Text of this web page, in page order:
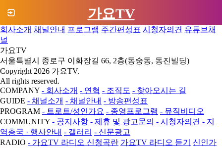
가요TV
회사소개 채널안내 프로그램 주간편성표 시청자의견 유튜브채
널
가요TV
서울특별시 종로구 이화장길 66, 2층(동숭동, 동진빌딩)
Copyright 2026 가요TV.
All rights reserved.
COMPANY - 회사소개 - 연혁 - 조직도 - 찾아오시는 길
GUIDE - 채널소개 - 채널안내 - 방송편성표
PROGRAM - 트로트/성인가요 - 종영프로그램 - 뮤직비디오
COMMUNITY - 공지사항 - 제휴 및 광고문의 - 시청자의견 - 지
역총국 · 행사안내 - 갤러리 - 신문광고
RADIO - 가요TV 라디오 신청곡란 가요TV 라디오 듣기
신인가